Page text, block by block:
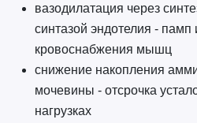
вазодилатация через
синтазой эндотелия - памп
кровоснабжения мышц
снижение накопления
мочевины - отсрочка
нагрузках